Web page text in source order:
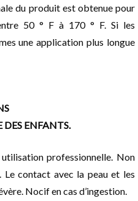
du produit est obtenue pour
50 ° F à 170 ° F. Si les
une application plus longue
DES ENFANTS.
professionnelle. Non
Le contact avec la peau et les
Nocif en cas d’ingestion.